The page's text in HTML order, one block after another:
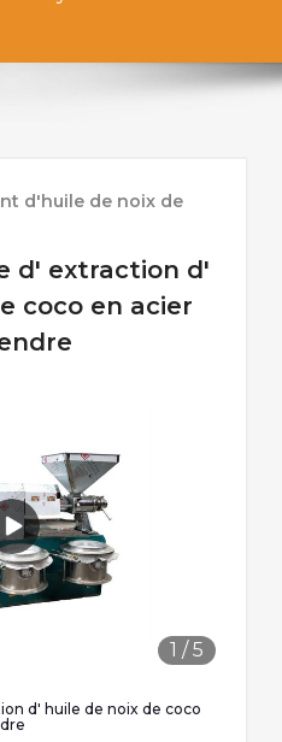
d'huile de noix de
d' extraction d'
coco en acier
1 /5
d' huile de noix de coco